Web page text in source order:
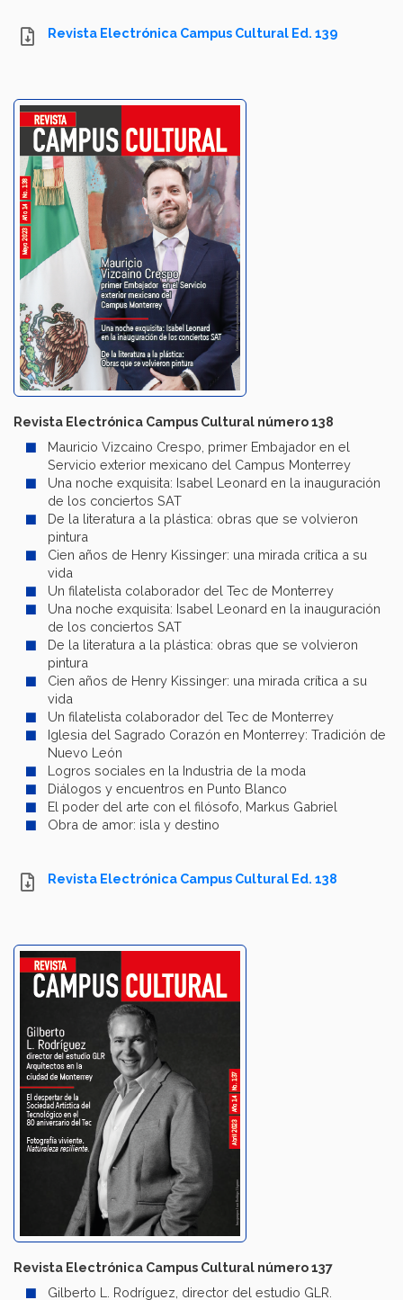
Revista Electrónica Campus Cultural Ed. 139
Revista Electrónica Campus Cultural número 138
Mauricio Vizcaino Crespo, primer Embajador en el
Servicio exterior mexicano del Campus Monterrey
Una noche exquisita: Isabel Leonard en la inauguración
de los conciertos SAT
De la literatura a la plástica: obras que se volvieron
pintura
Cien años de Henry Kissinger: una mirada crítica a su
vida
Un filatelista colaborador del Tec de Monterrey
Una noche exquisita: Isabel Leonard en la inauguración
de los conciertos SAT
De la literatura a la plástica: obras que se volvieron
pintura
Cien años de Henry Kissinger: una mirada crítica a su
vida
Un filatelista colaborador del Tec de Monterrey
Iglesia del Sagrado Corazón en Monterrey: Tradición de
Nuevo León
Logros sociales en la Industria de la moda
Diálogos y encuentros en Punto Blanco
El poder del arte con el filósofo, Markus Gabriel
Obra de amor: isla y destino
Revista Electrónica Campus Cultural Ed. 138
Revista Electrónica Campus Cultural número 137
Gilberto L. Rodríguez, director del estudio GLR.